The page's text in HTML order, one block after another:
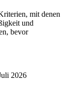
mit denen
und
bevor
2026